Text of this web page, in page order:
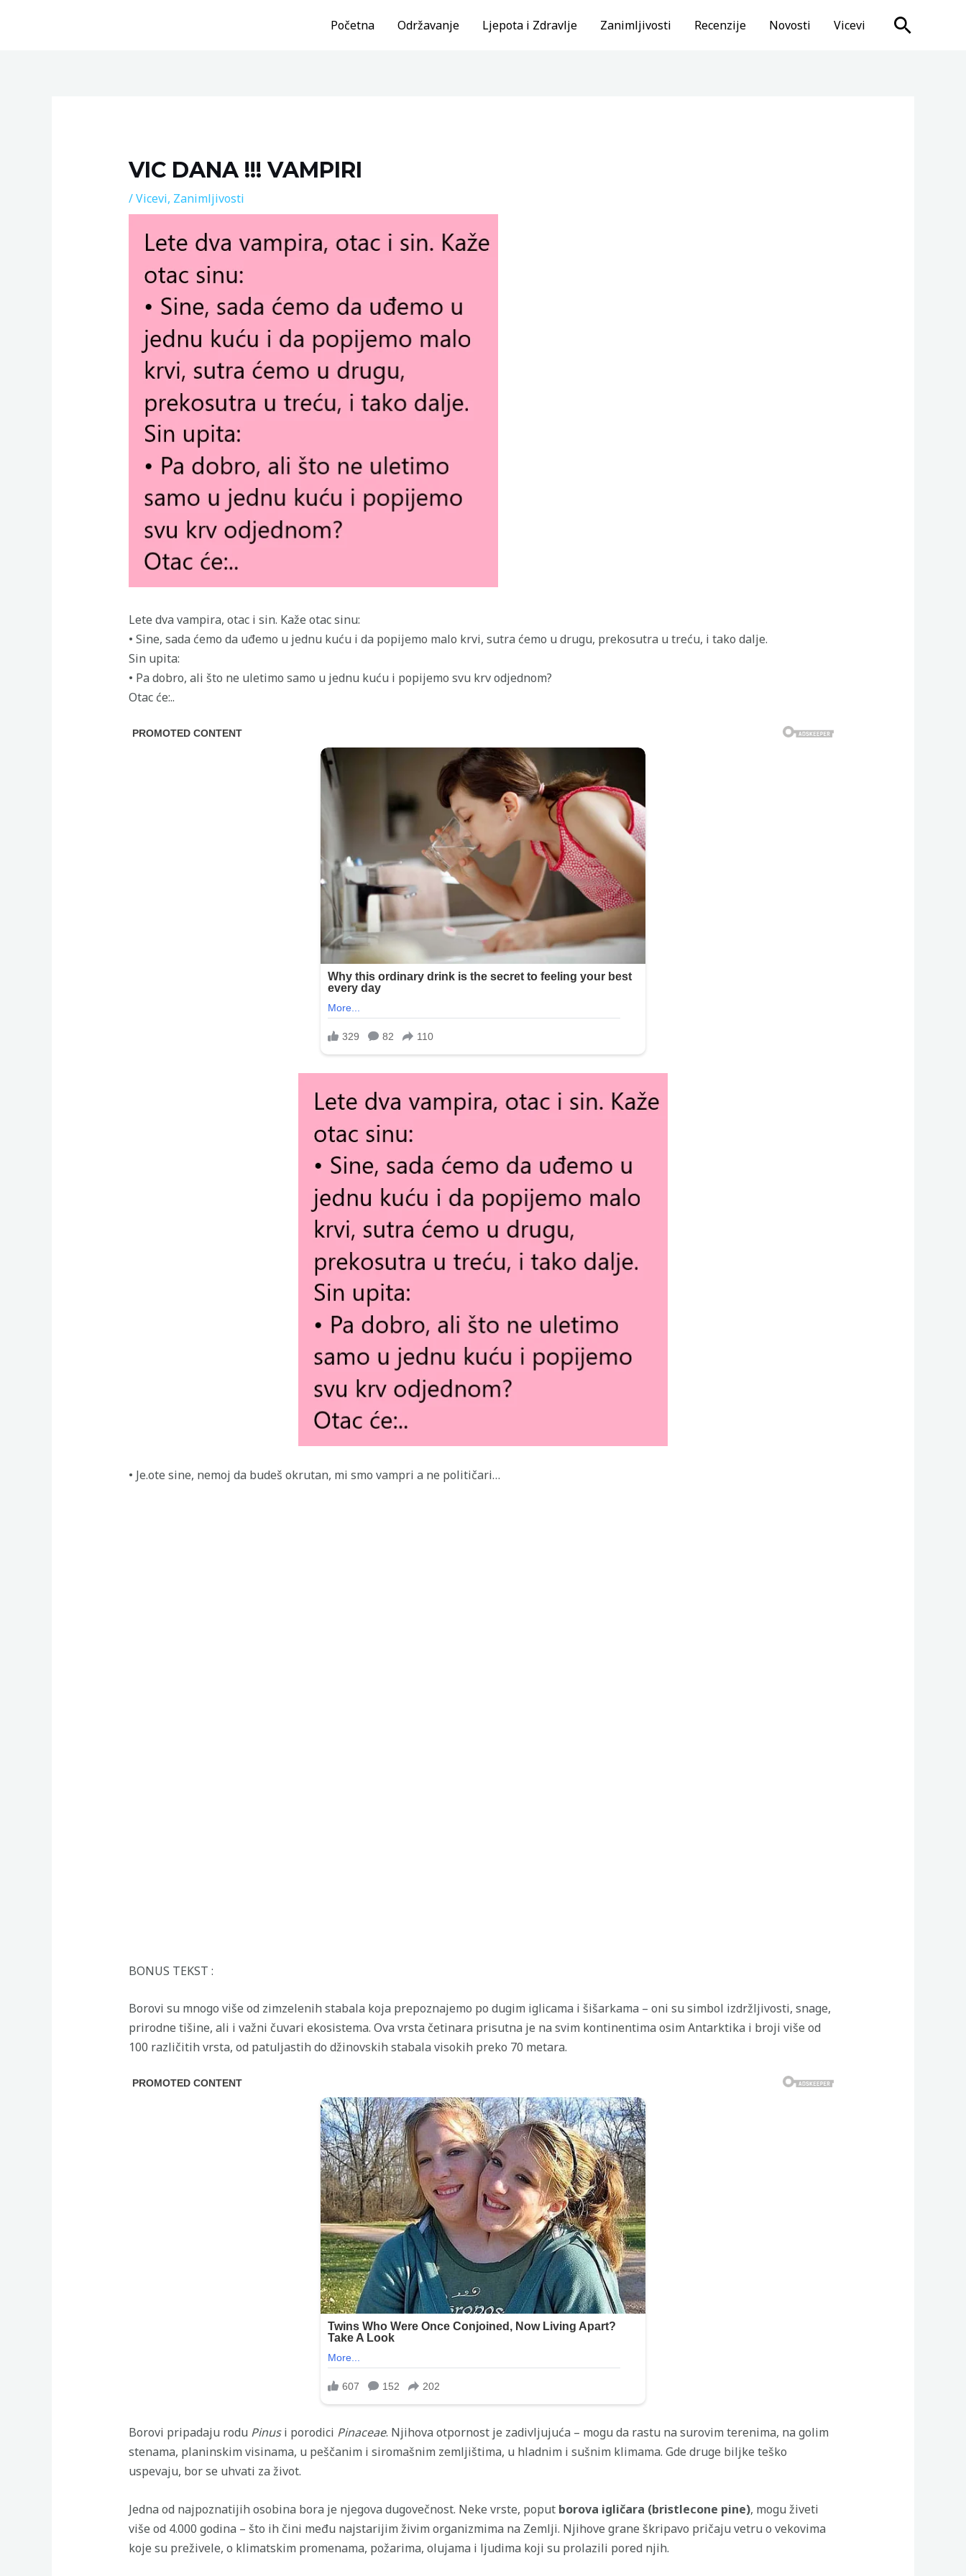
Početna Održavanje Ljepota i Zdravlje Zanimljivosti Recenzije Novosti Vicevi Search
VIC DANA !!! VAMPIRI
/Vicevi, Zanimljivosti
Lete dva vampira, otac i sin. Kaže otac sinu:
• Sine, sada ćemo da uđemo u jednu kuću i da popijemo malo krvi, sutra ćemo u drugu, prekosutra u treću, i tako dalje.
Sin upita:
• Pa dobro, ali što ne uletimo samo u jednu kuću i popijemo svu krv odjednom?
Otac će:..
• Je.ote sine, nemoj da budeš okrutan, mi smo vampri a ne političari…
BONUS TEKST :
Borovi su mnogo više od zimzelenih stabala koja prepoznajemo po dugim iglicama i šišarkama – oni su simbol izdržljivosti, snage,
prirodne tišine, ali i važni čuvari ekosistema. Ova vrsta četinara prisutna je na svim kontinentima osim Antarktika i broji više od
100 različitih vrsta, od patuljastih do džinovskih stabala visokih preko 70 metara.
Borovi pripadaju rodu Pinusi porodici Pinaceae. Njihova otpornost je zadivljujuća – mogu da rastu na surovim terenima, na golim
stenama, planinskim visinama, u peščanim i siromašnim zemljištima, u hladnim i sušnim klimama. Gde druge biljke teško
uspevaju, bor se uhvati za život.
Jedna od najpoznatijih osobina bora je njegova dugovečnost. Neke vrste, poput borova igličara (bristlecone pine), mogu živeti
više od 4.000 godina – što ih čini među najstarijim živim organizmima na Zemlji. Njihove grane škripavo pričaju vetru o vekovima
koje su preživele, o klimatskim promenama, požarima, olujama i ljudima koji su prolazili pored njih.